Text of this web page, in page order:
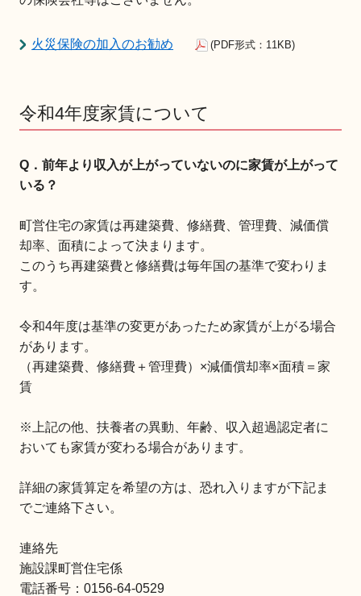
火災保険の加入のお勧め (PDF形式：11KB)
令和4年度家賃について
Q．前年より収入が上がっていないのに家賃が上がって
いる？
町営住宅の家賃は再建築費、修繕費、管理費、減価償
却率、面積によって決まります。
このうち再建築費と修繕費は毎年国の基準で変わりま
す。
令和4年度は基準の変更があったため家賃が上がる場合
があります。
（再建築費、修繕費＋管理費）×減価償却率×面積＝家
賃
※上記の他、扶養者の異動、年齢、収入超過認定者に
おいても家賃が変わる場合があります。
詳細の家賃算定を希望の方は、恐れ入りますが下記ま
でご連絡下さい。
連絡先
施設課町営住宅係
電話番号：0156-64-0529